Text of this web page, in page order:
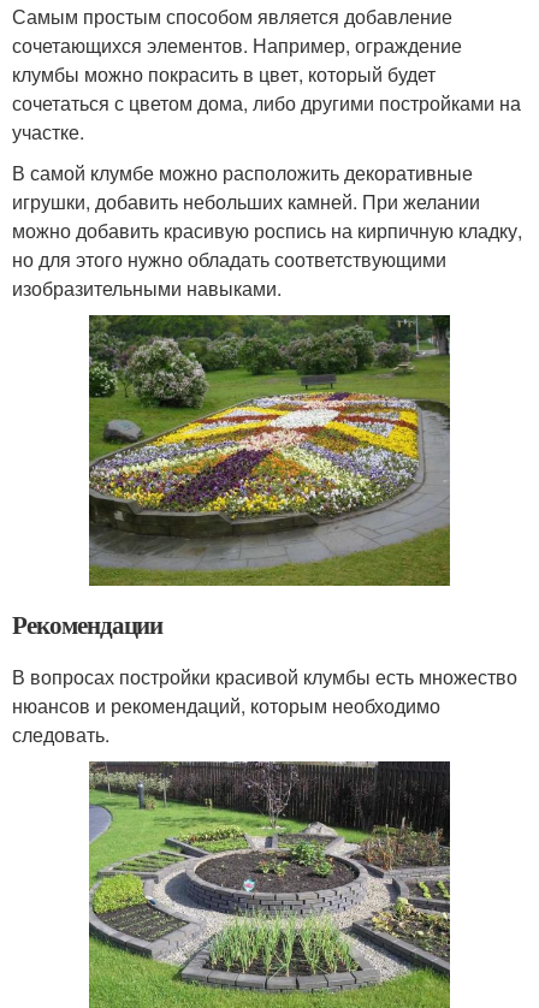
Самым простым способом является добавление
сочетающихся элементов. Например, ограждение
клумбы можно покрасить в цвет, который будет
сочетаться с цветом дома, либо другими постройками на
участке.
В самой клумбе можно расположить декоративные
игрушки, добавить небольших камней. При желании
можно добавить красивую роспись на кирпичную кладку,
но для этого нужно обладать соответствующими
изобразительными навыками.
Рекомендации
В вопросах постройки красивой клумбы есть множество
нюансов и рекомендаций, которым необходимо
следовать.